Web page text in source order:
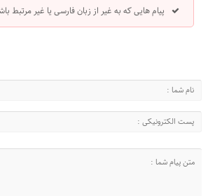
پیام هایی که به غیر از زبان فارسی یا غیر مرتبط